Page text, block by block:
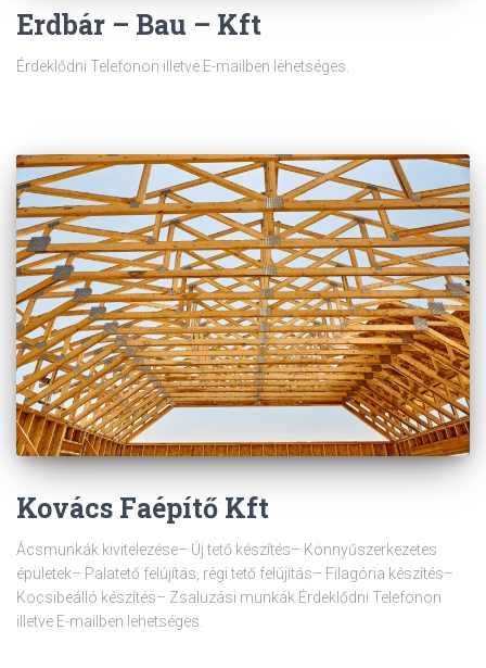
Erdbár – Bau – Kft
Érdeklődni Telefonon illetve E-mailben lehetséges.
Kovács Faépítő Kft
Ácsmunkák kivitelezése– Új tető készítés– Könnyűszerkezetes
épületek– Palatető felújítás, régi tető felújítás– Filagória készítés–
Kocsibeálló készítés– Zsaluzási munkák Érdeklődni Telefonon
illetve E-mailben lehetséges.